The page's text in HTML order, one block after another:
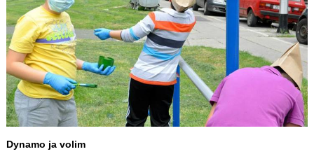
Dynamo ja volim